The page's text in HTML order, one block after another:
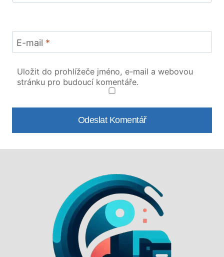
E-mail *
Uložit do prohlížeče jméno, e-mail a webovou
stránku pro budoucí komentáře.